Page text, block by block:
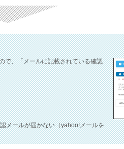
で、「メールに記載されている確認
メールが届かない（yahoo!メールを